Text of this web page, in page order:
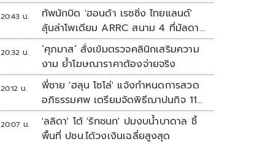
20:43 น.
ทัพนักบิด 'ฮอนด้า เรซซิ่ง ไทยแลนด์'
ลุ้นล่าโพเดียม ARRC สนาม 4 ที่มัลดาลิ
กา
20:32 น.
‘ศุภมาส’ สั่งเข้มตรวจคลินิกเสริมความ
งาม ย้ำโฆษณาราคาต้องจ่ายจริง
20:12 น.
พี่ชาย 'ฮลุน โซโล่' แจ้งกำหนดการสวด
อภิธรรมศพ เตรียมจัดพิธีฌาปนกิจ 11
ส.ค.
20:07 น.
'ลลิดา' โต้ 'รักชนก' ปมงบน้ำบาดาล ชี้
พื้นที่ ปชน.ได้วงเงินเฉลี่ยสูงสุด